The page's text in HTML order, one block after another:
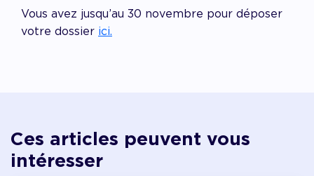
Vous avez jusqu’au 30 novembre pour déposer
votre dossier ici.
Ces articles peuvent vous
intéresser